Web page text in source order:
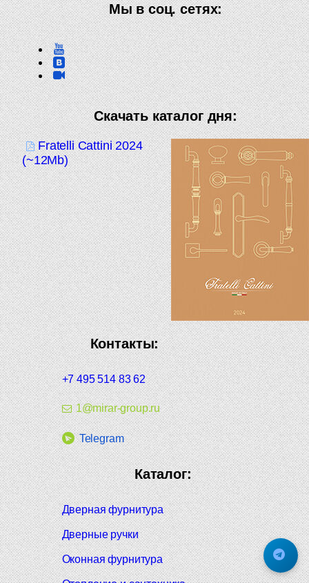
Мы в соц. сетях:
Скачать каталог дня:
Fratelli Cattini 2024
(~12Mb)
Контакты:
+7 495 514 83 62
1@mirar-group.ru
Telegram
Каталог:
Дверная фурнитура
Дверные ручки
Оконная фурнитура